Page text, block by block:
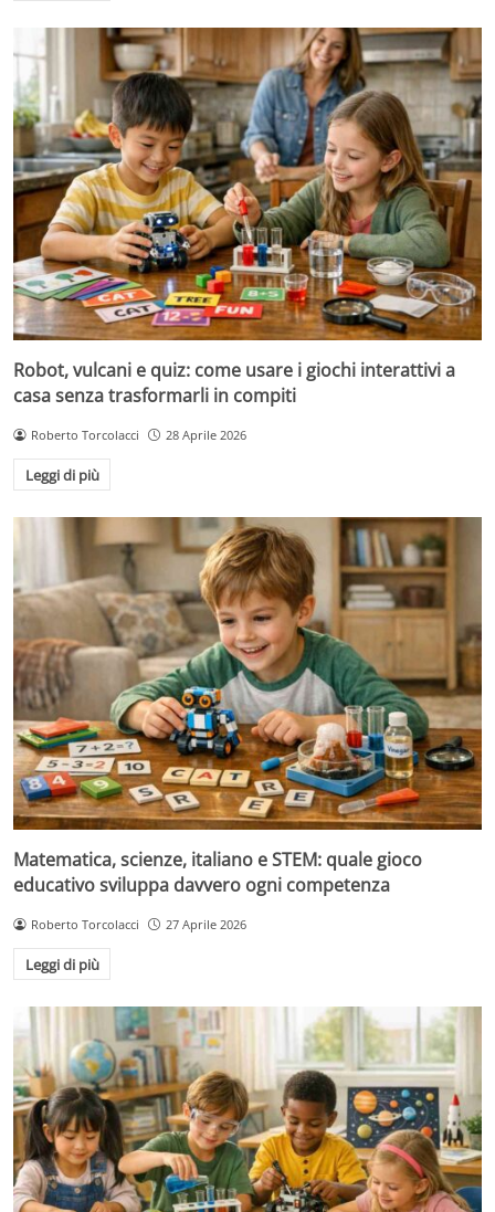
Robot, vulcani e quiz: come usare i giochi interattivi a
casa senza trasformarli in compiti
Roberto Torcolacci 28 Aprile 2026
Leggi di più
Matematica, scienze, italiano e STEM: quale gioco
educativo sviluppa davvero ogni competenza
Roberto Torcolacci 27 Aprile 2026
Leggi di più